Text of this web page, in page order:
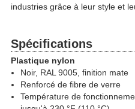
industries grâce à leur style et
Spécifications
Plastique nylon
Noir, RAL 9005 , finition mate
Renforcé de fibre de verre
Température de